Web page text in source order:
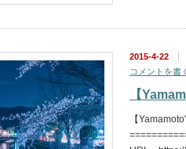
2015-4-22
コメントを書く
【
【